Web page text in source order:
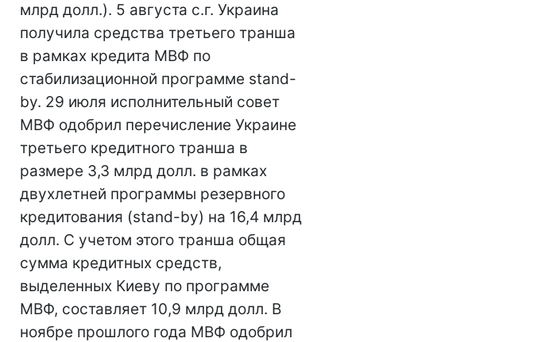
млрд долл.). 5 августа с.г. Украина
получила средства третьего транша
в рамках кредита МВФ по
стабилизационной программе stand-
by. 29 июля исполнительный совет
МВФ одобрил перечисление Украине
третьего кредитного транша в
размере 3,3 млрд долл. в рамках
двухлетней программы резервного
кредитования (stand-by) на 16,4 млрд
долл. С учетом этого транша общая
сумма кредитных средств,
выделенных Киеву по программе
МВФ, составляет 10,9 млрд долл. В
ноябре прошлого года МВФ одобрил